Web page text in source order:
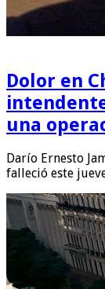
Dolor en
una
Darío Ernesto
falleció este